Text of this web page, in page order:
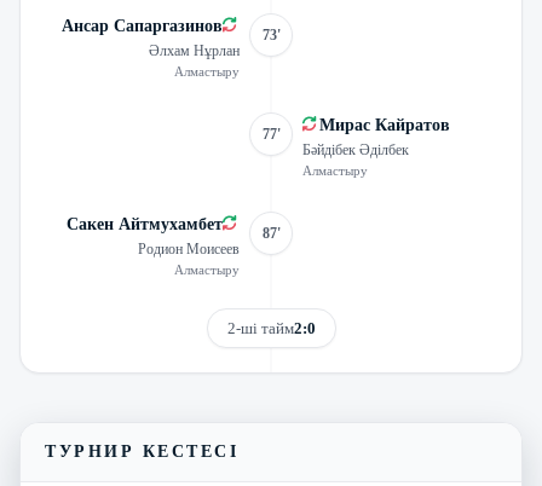
Ансар Сапаргазинов
Әлхам Нұрлан
Алмастыру
73'
77' Мирас Кайратов
Бәйдібек Әділбек
Алмастыру
Сакен Айтмухамбет
Родион Моисеев
Алмастыру
87'
2-ші тайм2:0
ТУРНИР КЕСТЕСІ